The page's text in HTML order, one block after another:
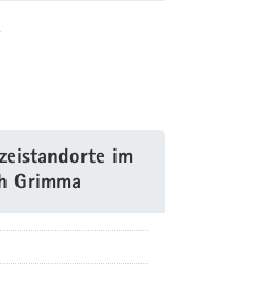
im
Grimma